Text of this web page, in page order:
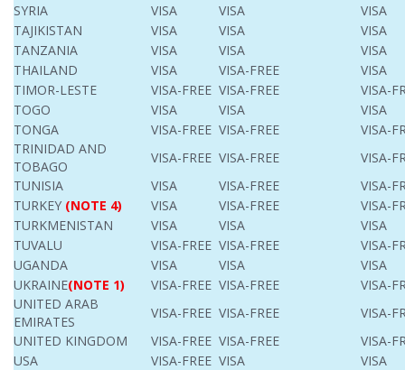
SYRIA
VISA VISA
VISA
TAJIKISTAN
VISA VISA
VISA
TANZANIA
VISA VISA
VISA
THAILAND
VISA VISA-FREE
VISA
TIMOR-LESTE
VISA-FREE VISA-FREE
VISA-
TOGO
VISA VISA
VISA
TONGA
VISA-FREE VISA-FREE
VISA-
TRINIDAD AND
TOBAGO
VISA-FREE VISA-FREE
VISA-
TUNISIA
VISA VISA-FREE
VISA-
TURKEY (NOTE 4) VISA VISA-FREE
VISA-
TURKMENISTAN
VISA VISA
VISA
TUVALU
VISA-FREE VISA-FREE
VISA-
UGANDA
VISA VISA
VISA
UKRAINE(NOTE 1) VISA-FREE VISA-FREE
VISA-
UNITED ARAB
EMIRATES
VISA-FREE VISA-FREE
VISA-
UNITED KINGDOM
VISA-FREE VISA-FREE
VISA-
USA
VISA-FREE VISA
VISA